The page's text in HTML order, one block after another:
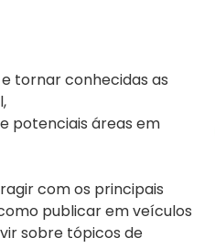
tornar conhecidas as
potenciais áreas em
com os principais
publicar em veículos
sobre tópicos de